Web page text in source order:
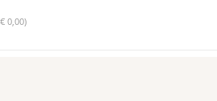
0,00)